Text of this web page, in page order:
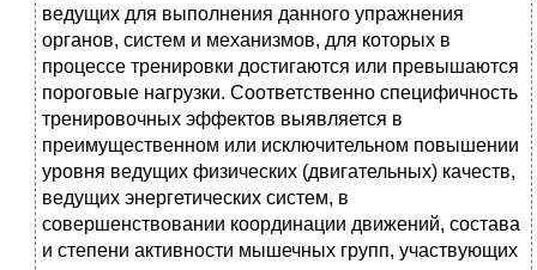
ведущих для выполнения данного упражнения
органов, систем и механизмов, для которых в
процессе тренировки достигаются или превышаются
пороговые нагрузки. Соответственно специфичность
тренировочных эффектов выявляется в
преимущественном или исключительном повышении
уровня ведущих физических (двигательных) качеств,
ведущих энергетических систем, в
совершенствовании координации движений, состава
и степени активности мышечных групп, участвующих